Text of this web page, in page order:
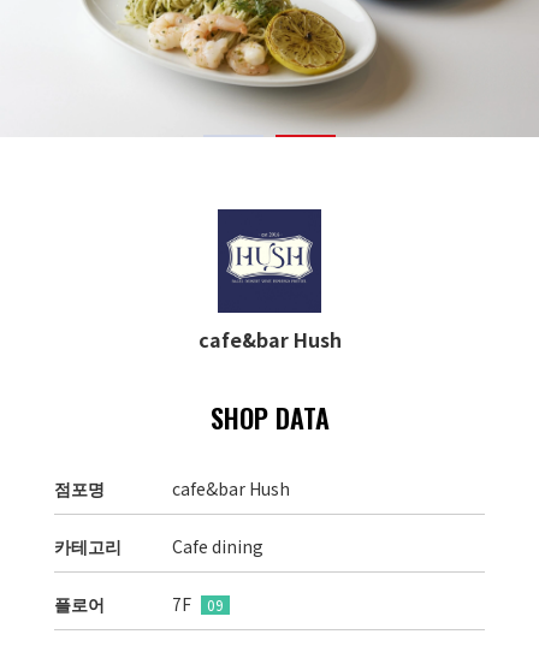
cafe&bar Hush
SHOP DATA
점포명 cafe&bar Hush
카테고리 Cafe dining
플로어 7F 09